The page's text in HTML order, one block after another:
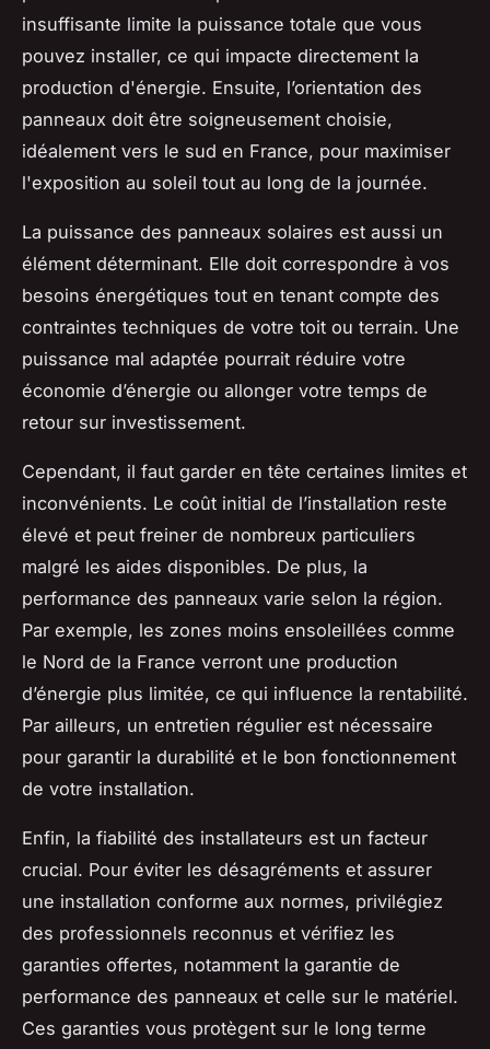
insuffisante limite la puissance totale que vous
pouvez installer, ce qui impacte directement la
production d'énergie. Ensuite, l’orientation des
panneaux doit être soigneusement choisie,
idéalement vers le sud en France, pour maximiser
l'exposition au soleil tout au long de la journée.
La puissance des panneaux solaires est aussi un
élément déterminant. Elle doit correspondre à vos
besoins énergétiques tout en tenant compte des
contraintes techniques de votre toit ou terrain. Une
puissance mal adaptée pourrait réduire votre
économie d’énergie ou allonger votre temps de
retour sur investissement.
Cependant, il faut garder en tête certaines limites et
inconvénients. Le coût initial de l’installation reste
élevé et peut freiner de nombreux particuliers
malgré les aides disponibles. De plus, la
performance des panneaux varie selon la région.
Par exemple, les zones moins ensoleillées comme
le Nord de la France verront une production
d’énergie plus limitée, ce qui influence la rentabilité.
Par ailleurs, un entretien régulier est nécessaire
pour garantir la durabilité et le bon fonctionnement
de votre installation.
Enfin, la fiabilité des installateurs est un facteur
crucial. Pour éviter les désagréments et assurer
une installation conforme aux normes, privilégiez
des professionnels reconnus et vérifiez les
garanties offertes, notamment la garantie de
performance des panneaux et celle sur le matériel.
Ces garanties vous protègent sur le long terme